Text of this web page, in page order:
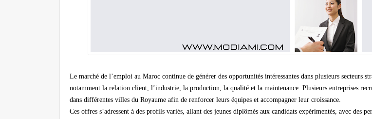
Le marché de l’emploi au Maroc continue de générer des opportunités intéressantes dans plusieurs secteurs
notamment la relation client, l’industrie, la production, la qualité et la maintenance. Plusieurs entreprises
dans différentes villes du Royaume afin de renforcer leurs équipes et accompagner leur croissance.
Ces offres s’adressent à des profils variés, allant des jeunes diplômés aux candidats expérimentés, avec des